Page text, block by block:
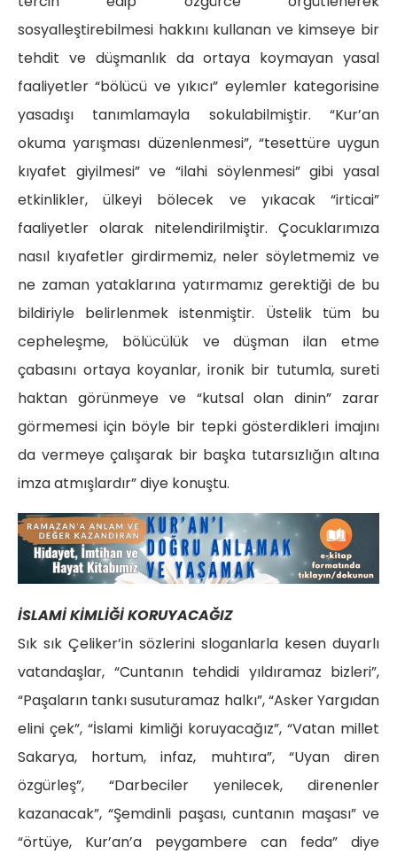
sosyalleştirebilmesi hakkını kullanan ve kimseye bir
tehdit ve düşmanlık da ortaya koymayan yasal
faaliyetler “bölücü ve yıkıcı” eylemler kategorisine
yasadışı tanımlamayla sokulabilmiştir. “Kur’an
okuma yarışması düzenlenmesi”, “tesettüre uygun
kıyafet giyilmesi” ve “ilahi söylenmesi” gibi yasal
etkinlikler, ülkeyi bölecek ve yıkacak “irticai”
faaliyetler olarak nitelendirilmiştir. Çocuklarımıza
nasıl kıyafetler girdirmemiz, neler söyletmemiz ve
ne zaman yataklarına yatırmamız gerektiği de bu
bildiriyle belirlenmek istenmiştir. Üstelik tüm bu
cepheleşme, bölücülük ve düşman ilan etme
çabasını ortaya koyanlar, ironik bir tutumla, sureti
haktan görünmeye ve “kutsal olan dinin” zarar
görmemesi için böyle bir tepki gösterdikleri imajını
da vermeye çalışarak bir başka tutarsızlığın altına
imza atmışlardır” diye konuştu.
İSLAMİ KİMLİĞİ KORUYACAĞIZ
Sık sık Çeliker’in sözlerini sloganlarla kesen duyarlı
vatandaşlar, “Cuntanın tehdidi yıldıramaz bizleri”,
“Paşaların tankı susuturamaz halkı”, “Asker Yargıdan
elini çek”, “İslami kimliği koruyacağız”, “Vatan millet
Sakarya, hortum, infaz, muhtıra”, “Uyan diren
özgürleş”, “Darbeciler yenilecek, direnenler
kazanacak”, “Şemdinli paşası, cuntanın maşası” ve
“örtüye, Kur’an’a peygambere can feda” diye